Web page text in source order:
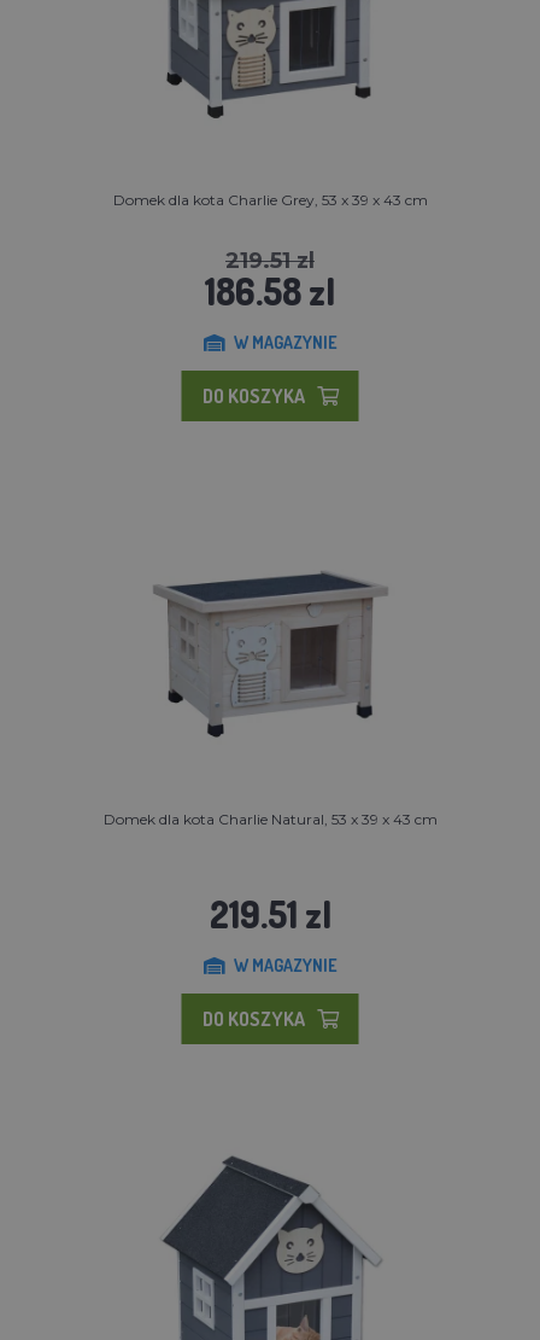
Domek dla kota Charlie Grey, 53 x 39 x 43 cm
219.51 zl
186.58 zl
W MAGAZYNIE
DO KOSZYKA
Domek dla kota Charlie Natural, 53 x 39 x 43 cm
219.51 zl
W MAGAZYNIE
DO KOSZYKA